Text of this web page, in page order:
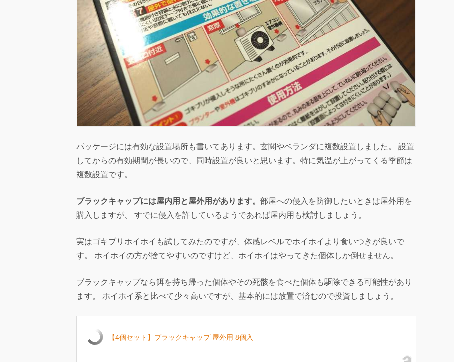
パッケージには有効な設置場所も書いてあります。玄関やベランダに複数設置しました。 設置
してからの有効期間が長いので、同時設置が良いと思います。特に気温が上がってくる季節は
複数設置です。
ブラックキャップには屋内用と屋外用があります。 部屋への侵入を防御したいときは屋外用を
購入しますが、 すでに侵入を許しているようであれば屋内用も検討しましょう。
実はゴキブリホイホイも試してみたのですが、体感レベルでホイホイより食いつきが良いで
す。 ホイホイの方が捨てやすいのですけど、ホイホイはやってきた個体しか倒せません。
ブラックキャップなら餌を持ち帰った個体やその死骸を食べた個体も駆除できる可能性があり
ます。 ホイホイ系と比べて少々高いですが、基本的には放置で済むので投資しましょう。
【4個セット】ブラックキャップ 屋外用 8個入